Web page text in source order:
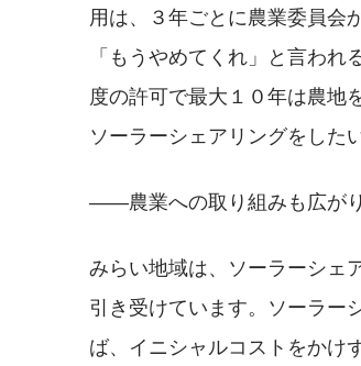
用は、３年ごとに農業委員会
「もうやめてくれ」と言わ
度の許可で最大１０年は農地
ソーラーシェアリングをした
――農業への取り組みも広がり
みらい地域は、ソーラーシェ
引き受けています。ソーラー
ば、イニシャルコストをかけ